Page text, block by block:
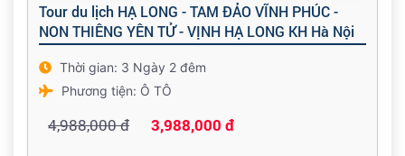
Tour du lịch HẠ LONG - TAM ĐẢO VĨNH PHÚC -
NON THIÊNG YÊN TỬ - VỊNH HẠ LONG KH Hà Nội
Thời gian: 3 Ngày 2 đêm
Phương tiện: Ô TÔ
4,988,000 đ 3,988,000 đ